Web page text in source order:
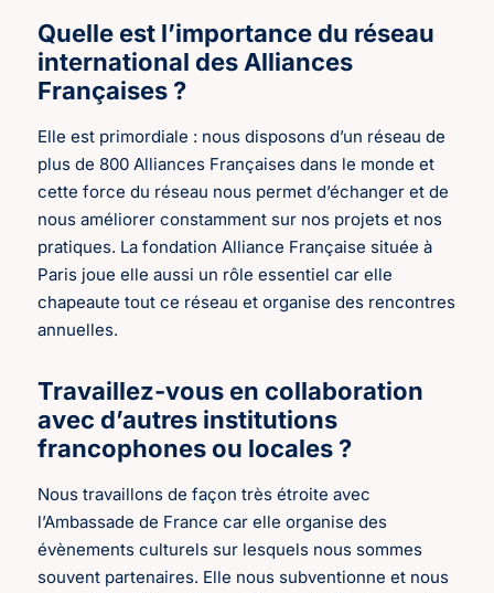
Quelle est l’importance du réseau
international des Alliances
Françaises ?
Elle est primordiale : nous disposons d’un réseau de
plus de 800 Alliances Françaises dans le monde et
cette force du réseau nous permet d’échanger et de
nous améliorer constamment sur nos projets et nos
pratiques. La fondation Alliance Française située à
Paris joue elle aussi un rôle essentiel car elle
chapeaute tout ce réseau et organise des rencontres
annuelles.
Travaillez-vous en collaboration
avec d’autres institutions
francophones ou locales ?
Nous travaillons de façon très étroite avec
l’Ambassade de France car elle organise des
évènements culturels sur lesquels nous sommes
souvent partenaires. Elle nous subventionne et nous